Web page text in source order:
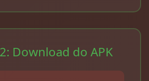
Download do APK